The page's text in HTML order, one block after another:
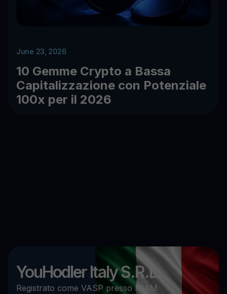
June 23, 2026
10 Gemme Crypto a Bassa
Capitalizzazione con Potenziale
100x per il 2026
YouHodler Italy S.R.L.
Registrato come VASP presso l’OAM